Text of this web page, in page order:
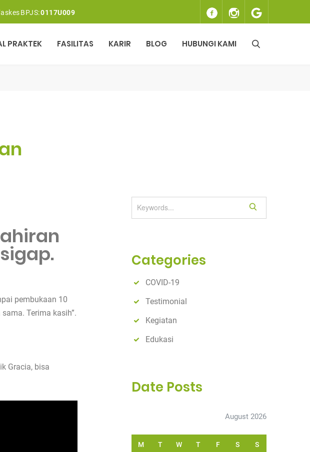
BPJS:0117U009
PRAKTEK FASILITAS KARIR BLOG HUBUNGI KAMI
pembukaan 10
Terima kasih”.
Gracia, bisa
e
Categories
COVID-19
Testimonial
Kegiatan
Edukasi
Date Posts
August 2026
M T W T F S S